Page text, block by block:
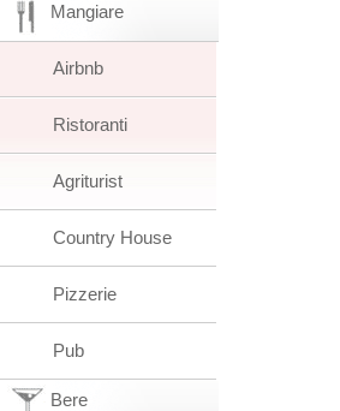
Mangiare
Airbnb
Ristoranti
Agriturist
Country House
Pizzerie
Pub
Bere